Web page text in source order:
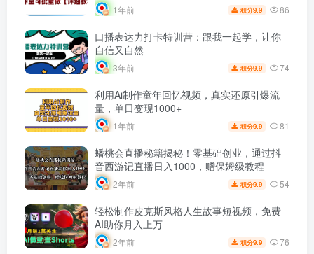
1年前 积分9.9 86
口播表达力打卡特训营：跟我一起学，让你
自信又自然
3年前 积分9.9 74
利用Ai制作童年回忆视频，真实还原引爆流
量，单日变现1000+
1年前 积分9.9 81
蟠桃会直播秘籍揭秘！零基础创业，通过抖
音西游记直播日入1000，赠保姆级教程
2年前 积分9.9 54
轻松制作皮克斯风格人生故事短视频，免费
AI助你月入上万
2年前 积分9.9 76